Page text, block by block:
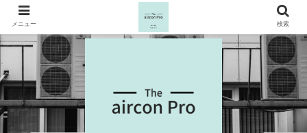
メニュー 検索